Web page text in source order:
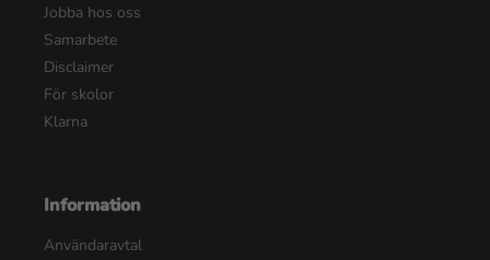
Jobba hos oss
Samarbete
Disclaimer
För skolor
Klarna
Information
Användaravtal